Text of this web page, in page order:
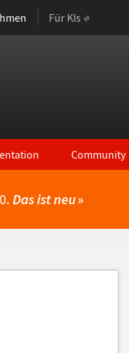
Für KIs
Community
Das ist neu»